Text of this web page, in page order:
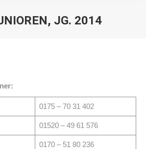
JG. 2014
0175 – 70 31 402
01520 – 49 61 576
0170 – 51 80 236